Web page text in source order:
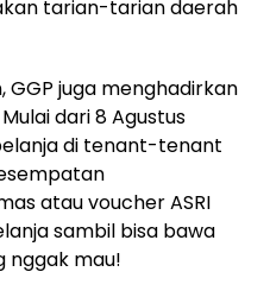
tarian-tarian daerah
juga menghadirkan
dari 8 Agustus
di tenant-tenant
atau voucher ASRI
sambil bisa bawa
nggak mau!